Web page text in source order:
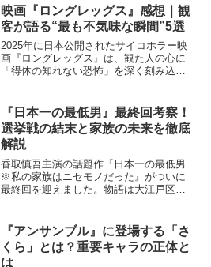
は、保護された恵子（松下由樹）が再び
姿を現したと聞き...
映画『ロングレッグス』感想｜観
客が語る“最も不気味な瞬間”5選
2025年に日本公開されたサイコホラー映
画『ロングレッグス』は、観た人の心に
「得体の知れない恐怖」を深く刻み込ん
目が離せない」「どのシーンも不気味で
美しい」といった...
『日本一の最低男』最終回考察！
選挙戦の結末と家族の未来を徹底
解説
香取慎吾主演の話題作『日本一の最低男
※私の家族はニセモノだった』がついに
最終回を迎えました。物語は大江戸区長
な結末を迎えるのか、多くの視聴者が注
目していました。真壁（...
『アンサンブル』に登場する「さ
くら」とは？重要キャラの正体と
は